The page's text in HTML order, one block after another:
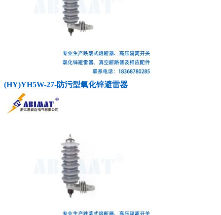
(HY)YH5W-27-防污型氧化锌避雷器